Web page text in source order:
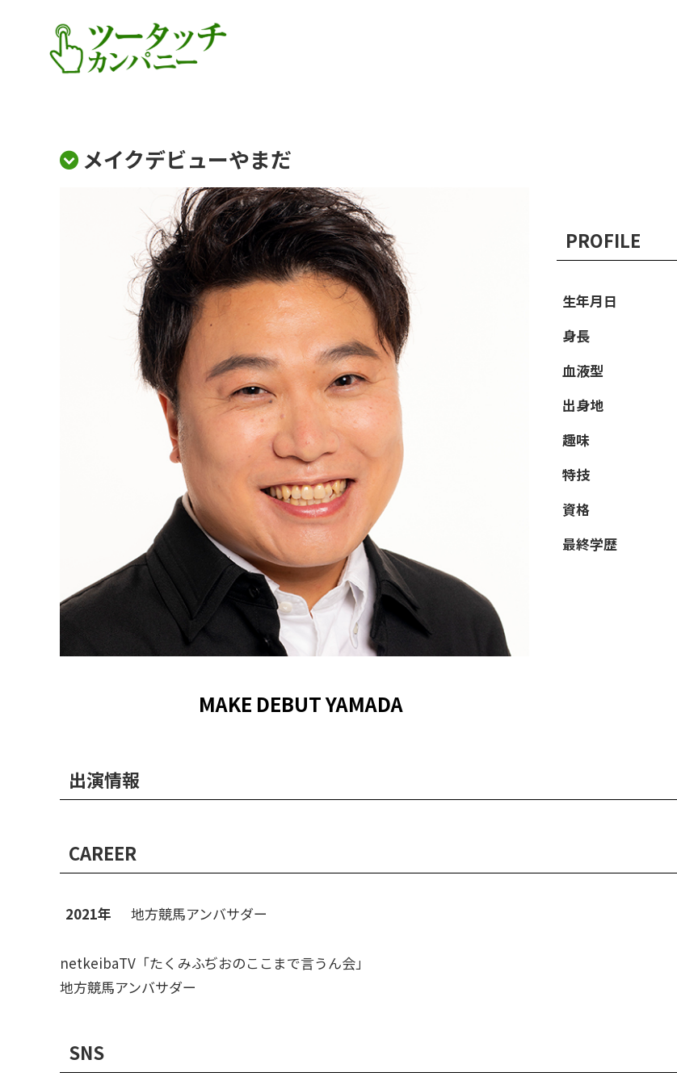
メイクデビューやまだ
MAKE DEBUT YAMADA
PROFILE
生年月日
身長
血液型
出身地
趣味
特技
資格
最終学歴
出演情報
CAREER
2021年 地方競馬アンバサダー
netkeibaTV「たくみふぢおのここまで言うん会」
地方競馬アンバサダー
SNS